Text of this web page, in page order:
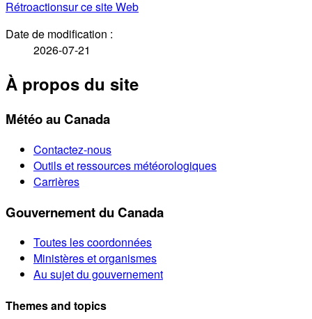
Rétroactionsur ce site Web
Date de modification :
2026-07-21
À propos du site
Météo au Canada
Contactez-nous
Outils et ressources météorologiques
Carrières
Gouvernement du Canada
Toutes les coordonnées
Ministères et organismes
Au sujet du gouvernement
Themes and topics